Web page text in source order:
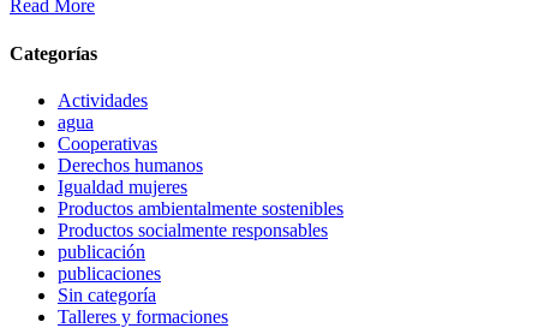
Read More
Categorías
Actividades
agua
Cooperativas
Derechos humanos
Igualdad mujeres
Productos ambientalmente sostenibles
Productos socialmente responsables
publicación
publicaciones
Sin categoría
Talleres y formaciones